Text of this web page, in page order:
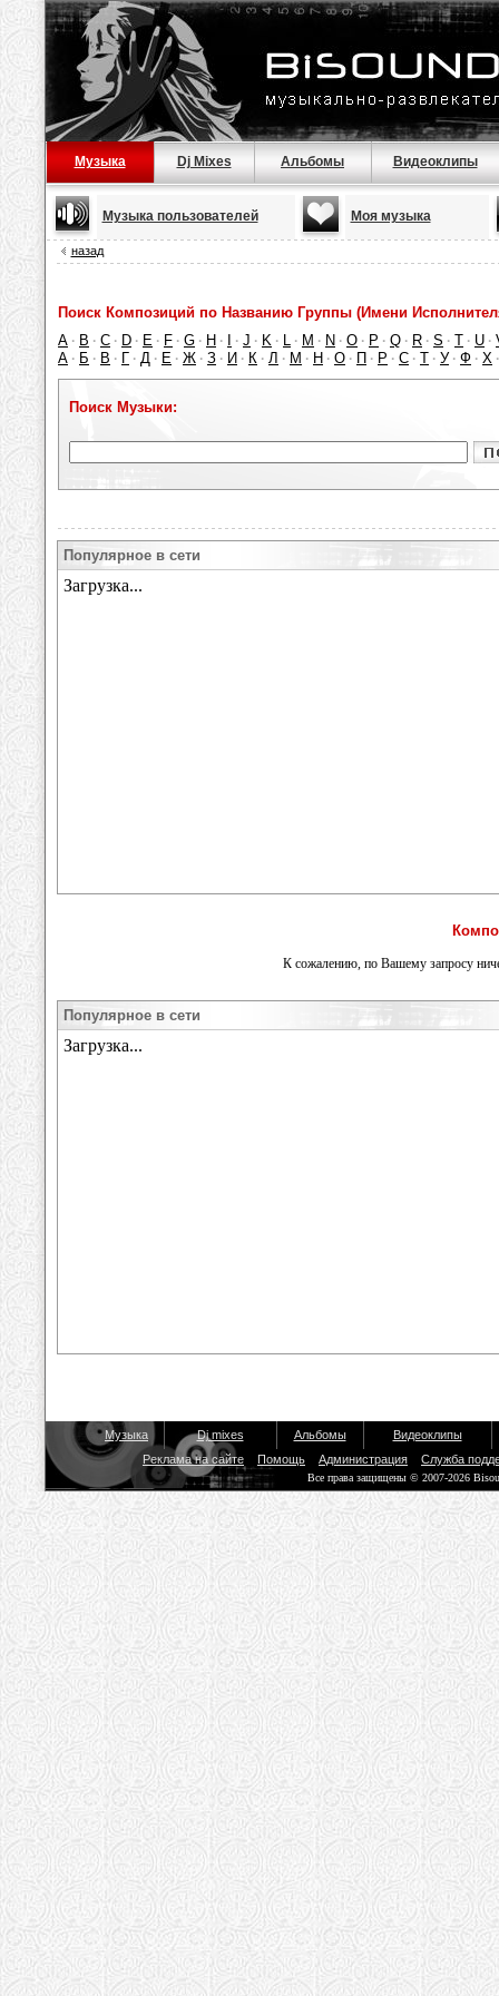
Музыка Dj Mixes Альбомы Видеоклипы
Музыка пользователей Моя музыка
назад
Поиск Композиций по Названию Группы (Имени
A · B · C · D · E · F · G · H · · J · K · L · M · N · O · P · Q · R · S · T · U ·
А · Б · В · Г · Д · Е · Ж · З · И · К · Л · М · Н · О · П · Р · С · Т · У · Ф · Х
Поиск Музыки:
Популярное в сети
К сожалению, по Вашему запросу
Популярное в сети
Музыка Dj mixes Альбомы
Видеоклипы
Реклама на сайте
Помощь Администрация Служба
Все права защищены © 2007-2026